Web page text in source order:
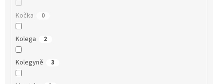
Kočka 0
Kolega 2
Kolegyně 3